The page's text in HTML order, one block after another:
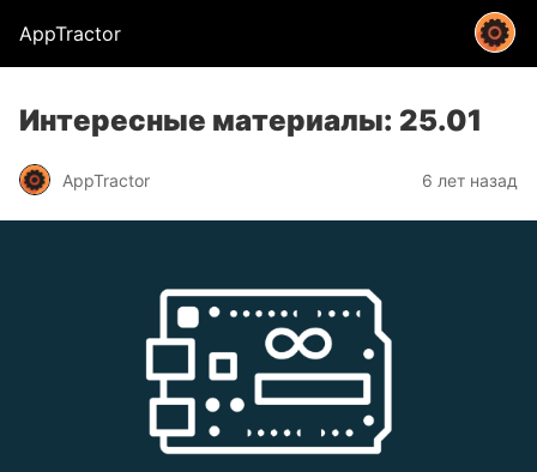
AppTractor
Интересные материалы: 25.01
AppTractor 6 лет назад